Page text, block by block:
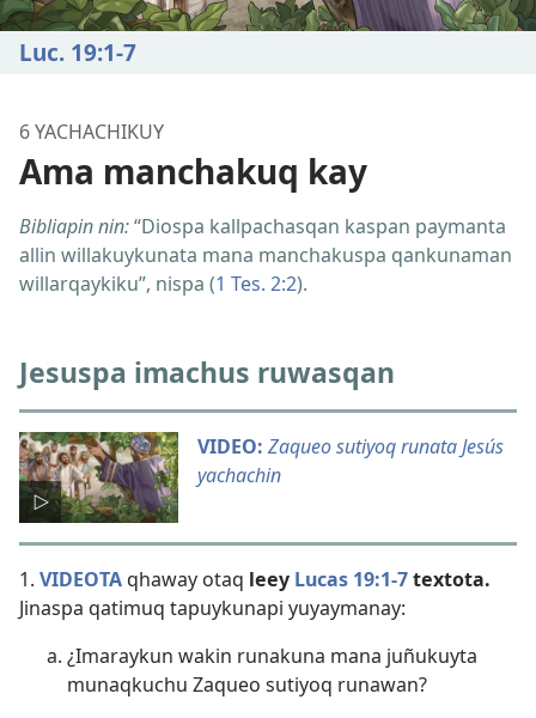
Luc. 19:​1-7
6 YACHACHIKUY
Ama manchakuq kay
Bibliapin nin:“Diospa kallpachasqan kaspan paymanta
allin willakuykunata mana manchakuspa qankunaman
willarqaykiku”, nispa (1 Tes. 2:2).
Jesuspa imachus ruwasqan
VIDEO: Zaqueo sutiyoq runata Jesús
yachachin
1. VIDEOTAqhaway otaq leey Lucas 19:​1-7textota.
Jinaspa qatimuq tapuykunapi yuyaymanay:
¿Imaraykun wakin runakuna mana juñukuyta
munaqkuchu Zaqueo sutiyoq runawan?